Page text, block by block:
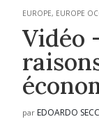
EUROPE, EUROPE
Vidéo
par EDOARDO